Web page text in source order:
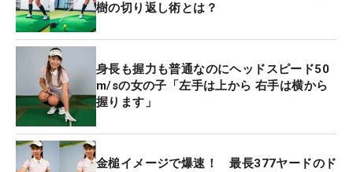
樹の切り返し術とは？
身長も握力も普通なのにヘッドスピード50
m/sの女の子「左手は上から 右手は横から
握ります」
金槌イメージで爆速！ 最長377ヤードのド